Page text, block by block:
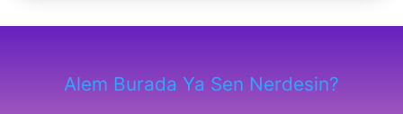
Alem Burada Ya Sen Nerdesin?